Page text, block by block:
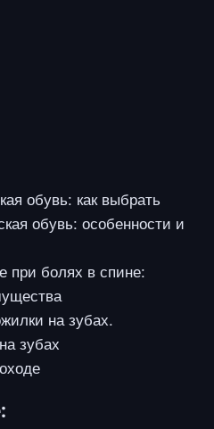
обувь: как выбрать
обувь: особенности и
при болях в спине:
на зубах.
зубах